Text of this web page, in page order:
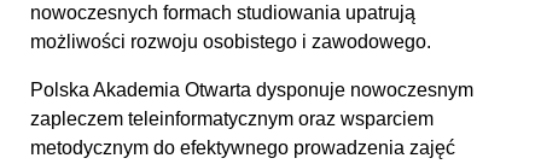
nowoczesnych formach studiowania upatrują
możliwości rozwoju osobistego i zawodowego.
Polska Akademia Otwarta dysponuje nowoczesnym
zapleczem teleinformatycznym oraz wsparciem
metodycznym do efektywnego prowadzenia zajęć